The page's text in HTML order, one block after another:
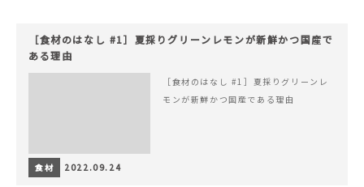
［食材のはなし #1］夏採りグリーンレモンが新鮮かつ国産で
ある理由
［食材のはなし #1］夏採りグリーンレ
モンが新鮮かつ国産である理由
食材 2022.09.24